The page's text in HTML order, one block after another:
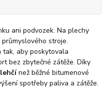
ani podvozek. Na plechy
stroje.
tak, aby poskytovala
bez zbytečné zátěže. Díky
lehčínež běžné bitumenové
spotřeby paliva a zátěže.